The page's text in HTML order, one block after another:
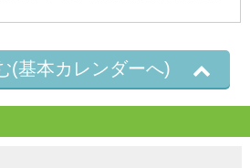
(基本カレンダーへ)